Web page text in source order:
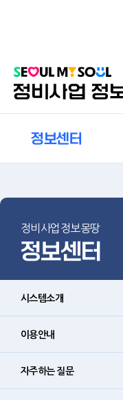
정보센터
정비사업정보몽땅
정보센터
시스템소개
이용안내
자주하는 질문